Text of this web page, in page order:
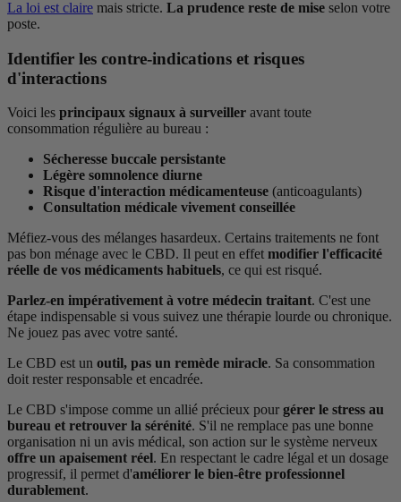
La loi est claire mais stricte. La prudence reste de mise selon votre
poste.
Identifier les contre-indications et risques
d'interactions
Voici les principaux signaux à surveiller avant toute
consommation régulière au bureau :
Sécheresse buccale persistante
Légère somnolence diurne
Risque d'interaction médicamenteuse (anticoagulants)
Consultation médicale vivement conseillée
Méfiez-vous des mélanges hasardeux. Certains traitements ne font
pas bon ménage avec le CBD. Il peut en effet modifier l'efficacité
réelle de vos médicaments habituels, ce qui est risqué.
Parlez-en impérativement à votre médecin traitant. C'est une
étape indispensable si vous suivez une thérapie lourde ou chronique.
Ne jouez pas avec votre santé.
Le CBD est un outil, pas un remède miracle. Sa consommation
doit rester responsable et encadrée.
Le CBD s'impose comme un allié précieux pour gérer le stress au
bureau et retrouver la sérénité. S'il ne remplace pas une bonne
organisation ni un avis médical, son action sur le système nerveux
offre un apaisement réel. En respectant le cadre légal et un dosage
progressif, il permet d'améliorer le bien-être professionnel
durablement.